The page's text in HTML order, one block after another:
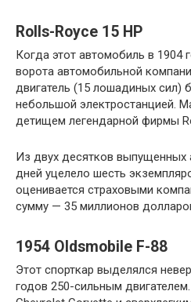
Rolls-Royce 15 HP
Когда этот автомобиль в 1904
ворота автомобильной
двигатель (15 лошадиных сил)
небольшой электростанцией.
детищем легендарной фирмы
Из двух десятков
дней уцелело шесть
оценивается страховыми
сумму — 35 миллионов
1954 Oldsmobile F-88
Этот спорткар выделялся
годов 250-сильным